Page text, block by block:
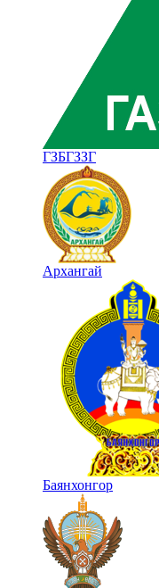
ГЗБГЗЗГ
Архангай
Баянхонгор